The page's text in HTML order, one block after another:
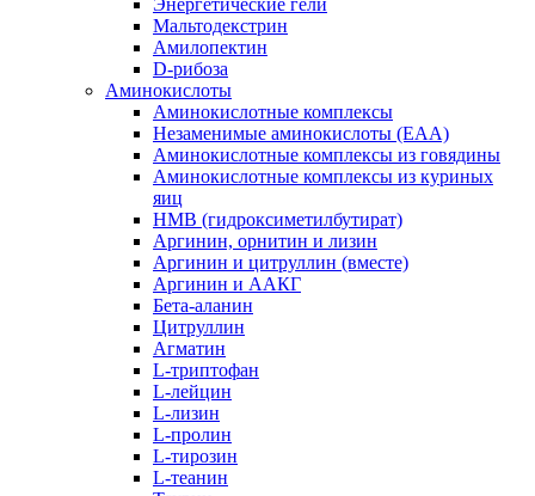
Энергетические гели
Мальтодекстрин
Амилопектин
D-рибоза
Аминокислоты
Аминокислотные комплексы
Незаменимые аминокислоты (EAA)
Аминокислотные комплексы из говядины
Аминокислотные комплексы из куриных
яиц
HMB (гидроксиметилбутират)
Аргинин, орнитин и лизин
Аргинин и цитруллин (вместе)
Аргинин и ААКГ
Бета-аланин
Цитруллин
Агматин
L-триптофан
L-лейцин
L-лизин
L-пролин
L-тирозин
L-теанин